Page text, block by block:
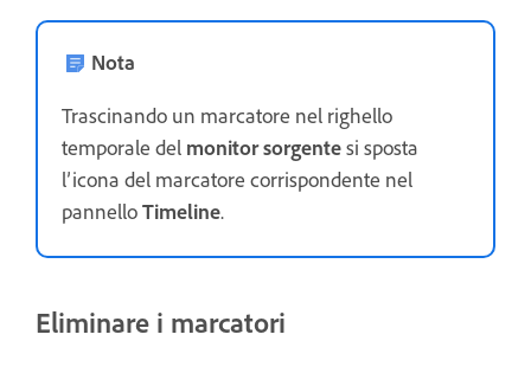
Nota
Trascinando un marcatore nel righello
temporale del monitor sorgentesi sposta
l’icona del marcatore corrispondente nel
pannelloTimeline.
Eliminare i marcatori